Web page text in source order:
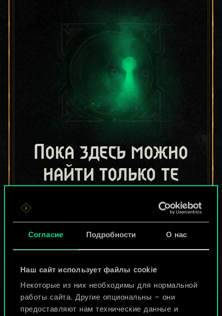
Согласие Подробности О нас
Наш сайт использует файлы cookie
Некоторые из них необходимы для нормальной
работы сайта. Другие опциональны — они
предоставляют нам технические данные и
Пока здесь можно
найти только те
поделились другие
игроки.
больше!